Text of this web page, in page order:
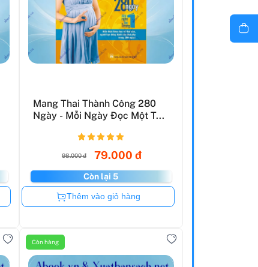
Mang Thai Thành Công 280
Ngày - Mỗi Ngày Đọc Một T...
98.000 đ 79.000 đ
Còn lại 5
Còn hàng
Thêm vào giỏ hàng
Còn hàng